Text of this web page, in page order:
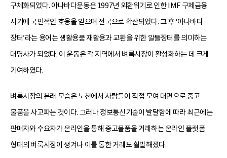
구체화되었다. 아나바다운동은 1997년 외환위기로 인한 IMF 구제금융
시기에 국민적인 호응을 얻으며 전국으로 확산되었다. 그 후 ‘아나바다
장터’라는 용어는 생활용품 재활용과 교환을 위한 알뜰장터를 의미하는
대명사가 되었다. 이 운동은 각 지역에서 벼룩시장이 활성화하는 데 크게
기여하였다.
벼룩시장의 본래 모습은 노천에서 사람들이 직접 모여 대면으로 중고
물품을 사고파는 것이다. 그러나 정보통신기술이 발달함에 따라 최근에는
판매자와 수요자가 온라인을 통해 중고물품을 거래하는 온라인 플랫폼
형태의 벼룩시장이 생겨나 이를 통한 거래도 활발해졌다.